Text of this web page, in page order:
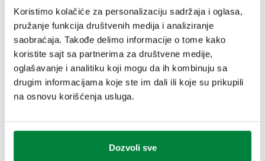
Koristimo kolačiće za personalizaciju sadržaja i oglasa,
pružanje funkcija društvenih medija i analiziranje
saobraćaja. Takođe delimo informacije o tome kako
koristite sajt sa partnerima za društvene medije,
oglašavanje i analitiku koji mogu da ih kombinuju sa
drugim informacijama koje ste im dali ili koje su prikupili
na osnovu korišćenja usluga.
Dozvoli sve
CRTEŽI I SPECIFIKACIJE
Broj dela Priključak Postavka